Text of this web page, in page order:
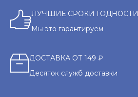
ЛУЧШИЕ СРОКИ ГОДНОСТИ
Мы это гарантируем
ДОСТАВКА ОТ 149 ₽
Десяток служб доставки